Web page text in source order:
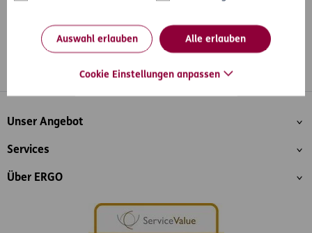
Auswahl erlauben Alle erlauben
Cookie Einstellungen anpassen
WhatsappFacebookInstagramLinkedInBlog
Inhaltsübersicht
Unser Angebot
Services
Über ERGO